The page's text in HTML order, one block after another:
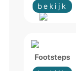
bekijk
Footsteps